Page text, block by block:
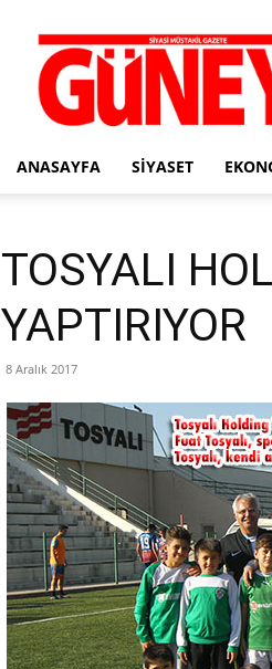
Gazete
Güney
ANASAYFA SIYASET
TOSYALI
YAPTIRIYOR
8 Aralık 2017